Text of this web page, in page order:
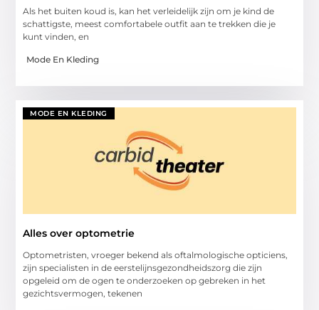
Als het buiten koud is, kan het verleidelijk zijn om je kind de
schattigste, meest comfortabele outfit aan te trekken die je
kunt vinden, en
Mode En Kleding
MODE EN KLEDING
Alles over optometrie
Optometristen, vroeger bekend als oftalmologische opticiens,
zijn specialisten in de eerstelijnsgezondheidszorg die zijn
opgeleid om de ogen te onderzoeken op gebreken in het
gezichtsvermogen, tekenen